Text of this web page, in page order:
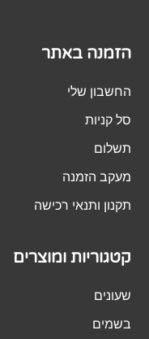
הזמנה באתר
החשבון שלי
סל קניות
תשלום
מעקב הזמנה
תקנון ותנאי רכישה
קטגוריות ומוצרים
שעונים
בשמים